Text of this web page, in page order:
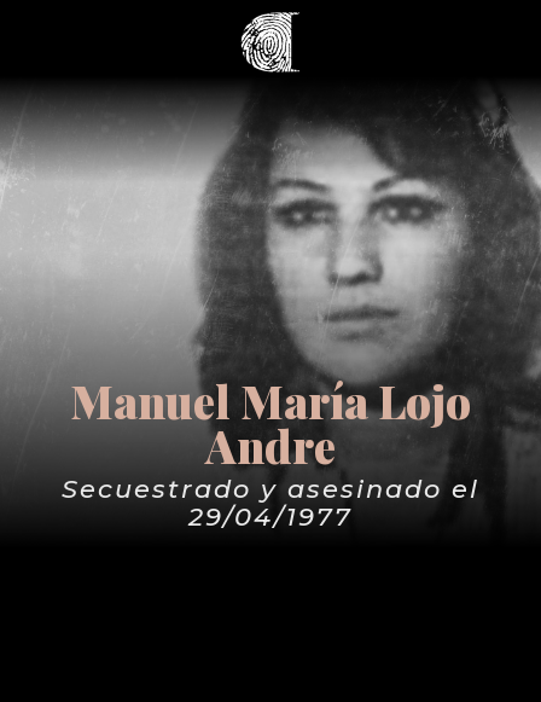
Manuel María Lojo
Andre
Secuestrado y asesinado el
29/04/1977